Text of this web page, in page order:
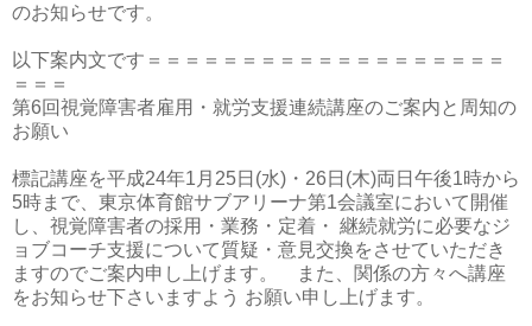
のお知らせです。
以下案内文です＝＝＝＝＝＝＝＝＝＝＝＝＝＝＝＝＝＝＝
＝＝＝
第6回視覚障害者雇用・就労支援連続講座のご案内と周知の
お願い
標記講座を平成24年1月25日(水)・26日(木)両日午後1時から
5時まで、東京体育館サブアリーナ第1会議室において開催
し、視覚障害者の採用・業務・定着・ 継続就労に必要なジ
ョブコーチ支援について質疑・意見交換をさせていただき
ますのでご案内申し上げます。 また、関係の方々へ講座
をお知らせ下さいますよう お願い申し上げます。